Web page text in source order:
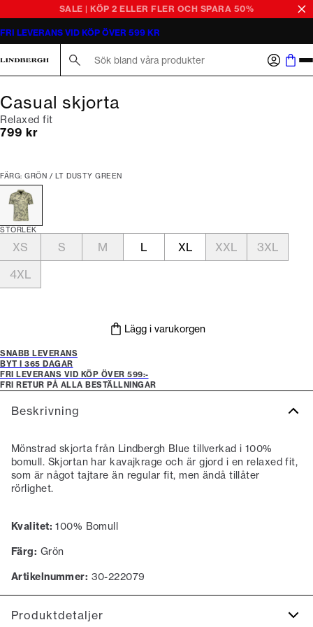
SALE | KÖP 2 ELLER FLER OCH SPARA 50%
FRI LEVERANS VID KÖP ÖVER 599 KR
Casual skjorta
Relaxed fit
Nuvarande pris
799 kr
FÄRG: GRÖN / LT DUSTY GREEN
STORLEK
XS S M L XL XXL
3XL
4XL
Lägg i varukorgen
SNABB LEVERANS
BYT I 365 DAGAR
FRI LEVERANS VID KÖP ÖVER 599:-
FRI RETUR PÅ ALLA BESTÄLLNINGAR
Beskrivning
Mönstrad skjorta från Lindbergh Blue tillverkad i 100%
bomull. Skjortan har kavajkrage och är gjord i en relaxed fit,
som är något tajtare än regular fit, men ändå tillåter
rörlighet.
Kvalitet: 100% Bomull
Färg: Grön
Artikelnummer: 30-222079
Produktdetaljer